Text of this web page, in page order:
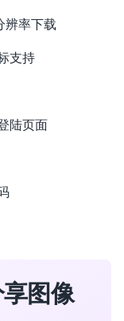
辨率下载
支持
陆页面
图像